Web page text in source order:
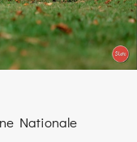
Nationale